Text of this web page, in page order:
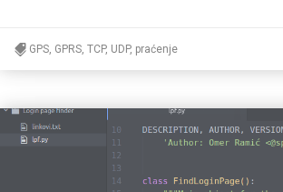
GPS, GPRS, TCP, UDP, praćenje